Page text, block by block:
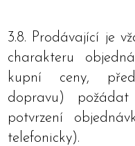
3.8. Prodávající je
charakteru
kupní ceny,
dopravu)
potvrzení
telefonicky).